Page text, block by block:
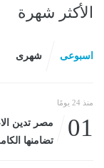
الأكثر شهرة
اسبوعى شهرى
منذ 24 يومًا
01
مصر تدين
تضامنها